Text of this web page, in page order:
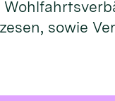
sowie